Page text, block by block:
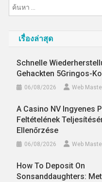
เรื่องล่าสุด
Schnelle
Gehackten 5Gringos-
06/08/2026 Web
A Casino NV Ingyenes
Feltételének
Ellenőrzése
06/08/2026 Web
How To Deposit On
Sonsanddaughters: